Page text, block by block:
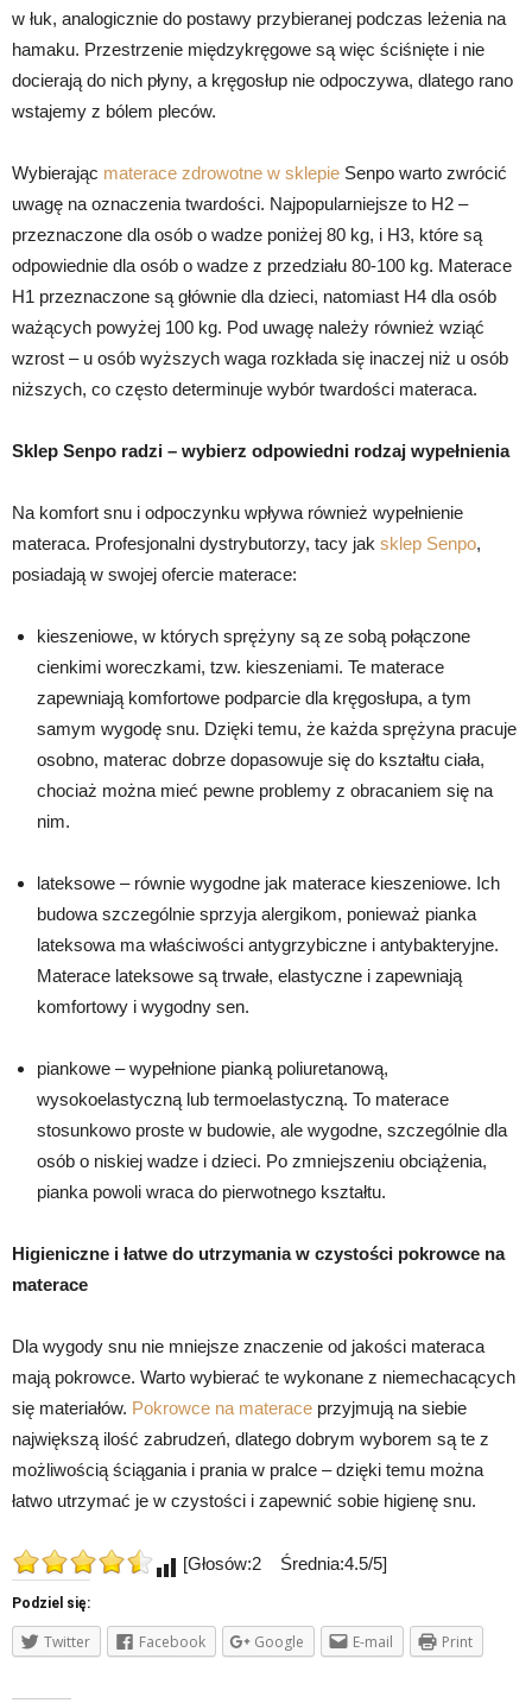
w łuk, analogicznie do postawy przybieranej podczas leżenia na
hamaku. Przestrzenie międzykręgowe są więc ściśnięte i nie
docierają do nich płyny, a kręgosłup nie odpoczywa, dlatego rano
wstajemy z bólem pleców.
Wybierając materace zdrowotne w sklepie Senpo warto zwrócić
uwagę na oznaczenia twardości. Najpopularniejsze to H2 –
przeznaczone dla osób o wadze poniżej 80 kg, i H3, które są
odpowiednie dla osób o wadze z przedziału 80-100 kg. Materace
H1 przeznaczone są głównie dla dzieci, natomiast H4 dla osób
ważących powyżej 100 kg. Pod uwagę należy również wziąć
wzrost – u osób wyższych waga rozkłada się inaczej niż u osób
niższych, co często determinuje wybór twardości materaca.
Sklep Senpo radzi – wybierz odpowiedni rodzaj wypełnienia
Na komfort snu i odpoczynku wpływa również wypełnienie
materaca. Profesjonalni dystrybutorzy, tacy jak sklep Senpo,
posiadają w swojej ofercie materace:
kieszeniowe, w których sprężyny są ze sobą połączone
cienkimi woreczkami, tzw. kieszeniami. Te materace
zapewniają komfortowe podparcie dla kręgosłupa, a tym
samym wygodę snu. Dzięki temu, że każda sprężyna pracuje
osobno, materac dobrze dopasowuje się do kształtu ciała,
chociaż można mieć pewne problemy z obracaniem się na
nim.
lateksowe – równie wygodne jak materace kieszeniowe. Ich
budowa szczególnie sprzyja alergikom, ponieważ pianka
lateksowa ma właściwości antygrzybiczne i antybakteryjne.
Materace lateksowe są trwałe, elastyczne i zapewniają
komfortowy i wygodny sen.
piankowe – wypełnione pianką poliuretanową,
wysokoelastyczną lub termoelastyczną. To materace
stosunkowo proste w budowie, ale wygodne, szczególnie dla
osób o niskiej wadze i dzieci. Po zmniejszeniu obciążenia,
pianka powoli wraca do pierwotnego kształtu.
Higieniczne i łatwe do utrzymania w czystości pokrowce na
materace
Dla wygody snu nie mniejsze znaczenie od jakości materaca
mają pokrowce. Warto wybierać te wykonane z niemechacących
się materiałów. Pokrowce na materace przyjmują na siebie
największą ilość zabrudzeń, dlatego dobrym wyborem są te z
możliwością ściągania i prania w pralce – dzięki temu można
łatwo utrzymać je w czystości i zapewnić sobie higienę snu.
[Głosów:2 Średnia:4.5/5]
Podziel się:
Twitter Facebook Google E-mail Print